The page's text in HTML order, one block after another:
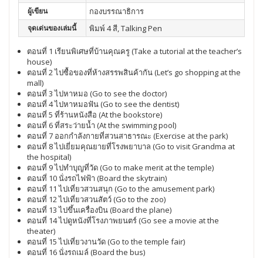
ผู้เขียน กองบรรณาธิการ
จุดเด่นของเล่มนี้ พิมพ์ 4 สี, Talking Pen
ตอนที่ 1 เรียนพิเศษที่บ้านคุณครู (Take a tutorial at the teacher’s
house)
ตอนที่ 2 ไปซื้อของที่ห้างสรรพสินค้ากัน (Let’s go shopping at the
mall)
ตอนที่ 3 ไปหาหมอ (Go to see the doctor)
ตอนที่ 4 ไปหาหมอฟัน (Go to see the dentist)
ตอนที่ 5 ที่ร้านหนังสือ (At the bookstore)
ตอนที่ 6 ที่สระว่ายน้ำ (At the swimming pool)
ตอนที่ 7 ออกกำลังกายที่สวนสาธารณะ (Exercise at the park)
ตอนที่ 8 ไปเยี่ยมคุณยายที่โรงพยาบาล (Go to visit Grandma at
the hospital)
ตอนที่ 9 ไปทำบุญที่วัด (Go to make merit at the temple)
ตอนที่ 10 นั่งรถไฟฟ้า (Board the skytrain)
ตอนที่ 11 ไปเที่ยวสวนสนุก (Go to the amusement park)
ตอนที่ 12 ไปเที่ยวสวนสัตว์ (Go to the zoo)
ตอนที่ 13 ไปขึ้นเครื่องบิน (Board the plane)
ตอนที่ 14 ไปดูหนังที่โรงภาพยนตร์ (Go see a movie at the
theater)
ตอนที่ 15 ไปเที่ยวงานวัด (Go to the temple fair)
ตอนที่ 16 นั่งรถเมล์ (Board the bus)